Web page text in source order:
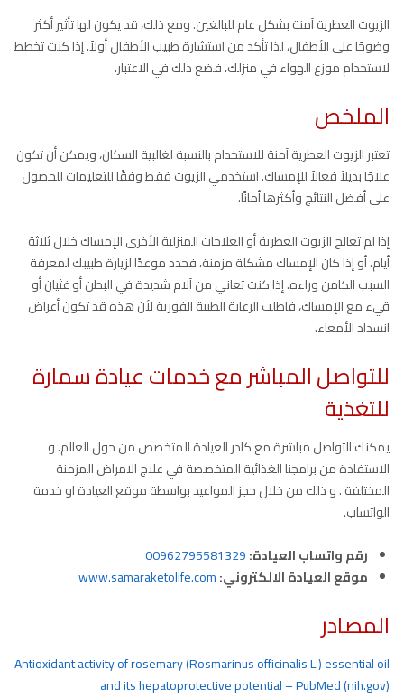
الزيوت العطرية آمنة بشكل عام للبالغين. ومع ذلك، قد يكون لها تأثير أكثر
وضوحًا على الأطفال، لذا تأكد من استشارة طبيب الأطفال أولاً. إذا كنت تخطط
لاستخدام موزع الهواء في منزلك، فضع ذلك في الاعتبار.
الملخص
تعتبر الزيوت العطرية آمنة للاستخدام بالنسبة لغالبية السكان، ويمكن أن تكون
علاجًا بديلاً فعالاً للإمساك. استخدمي الزيوت فقط وفقًا للتعليمات للحصول
على أفضل النتائج وأكثرها أمانًا.
إذا لم تعالج الزيوت العطرية أو العلاجات المنزلية الأخرى الإمساك خلال ثلاثة
أيام، أو إذا كان الإمساك مشكلة مزمنة، فحدد موعدًا لزيارة طبيبك لمعرفة
السبب الكامن وراءه. إذا كنت تعاني من آلام شديدة في البطن أو غثيان أو
قيء مع الإمساك، فاطلب الرعاية الطبية الفورية لأن هذه قد تكون أعراض
انسداد الأمعاء.
للتواصل المباشر مع خدمات عيادة سمارة
للتغذية
يمكنك التواصل مباشرة مع كادر العيادة المتخصص من حول العالم. و
الاستفادة من برامجنا الغذائية المتخصصة في علاج الامراض المزمنة
المختلفة . و ذلك من خلال حجز المواعيد بواسطة موقع العيادة او خدمة
الواتساب.
رقم واتساب العيادة:00962795581329
موقع العيادة الالكتروني:www.samaraketolife.com
المصادر
Antioxidant activity of rosemary (Rosmarinus officinalis L.) essential oil
and its hepatoprotective potential – PubMed (nih.gov)